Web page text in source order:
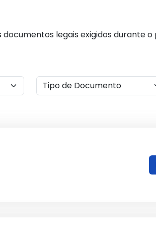
legais exigidos durante o